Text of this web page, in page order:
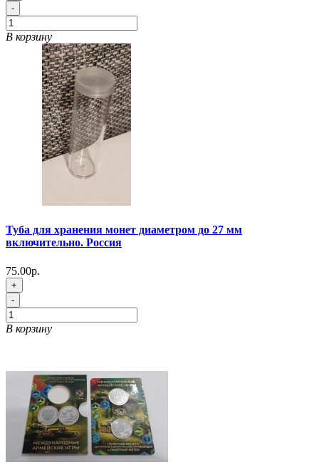
-
В корзину
Туба для хранения монет диаметром до 27 мм
включительно. Россия
75.00р.
+
-
В корзину